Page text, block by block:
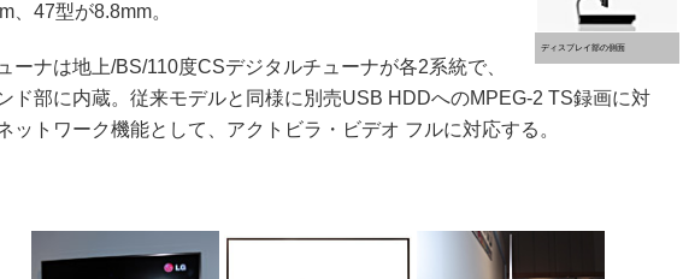
ディスプレイ部の側面
、47型が8.8mm。
ーナは地上/BS/110度CSデジタルチューナが各2系統で、
ド部に内蔵。従来モデルと同様に別売USB HDDへのMPEG-2 TS録画に対
ットワーク機能として、アクトビラ・ビデオ フルに対応する。